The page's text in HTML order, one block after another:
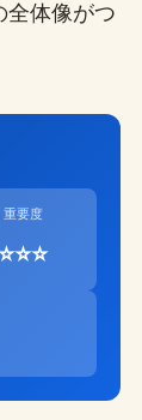
全体像がつ
重要度